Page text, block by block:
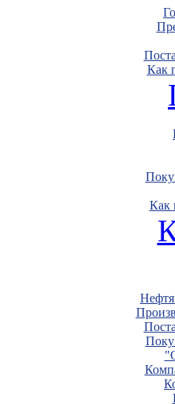
Как
Как